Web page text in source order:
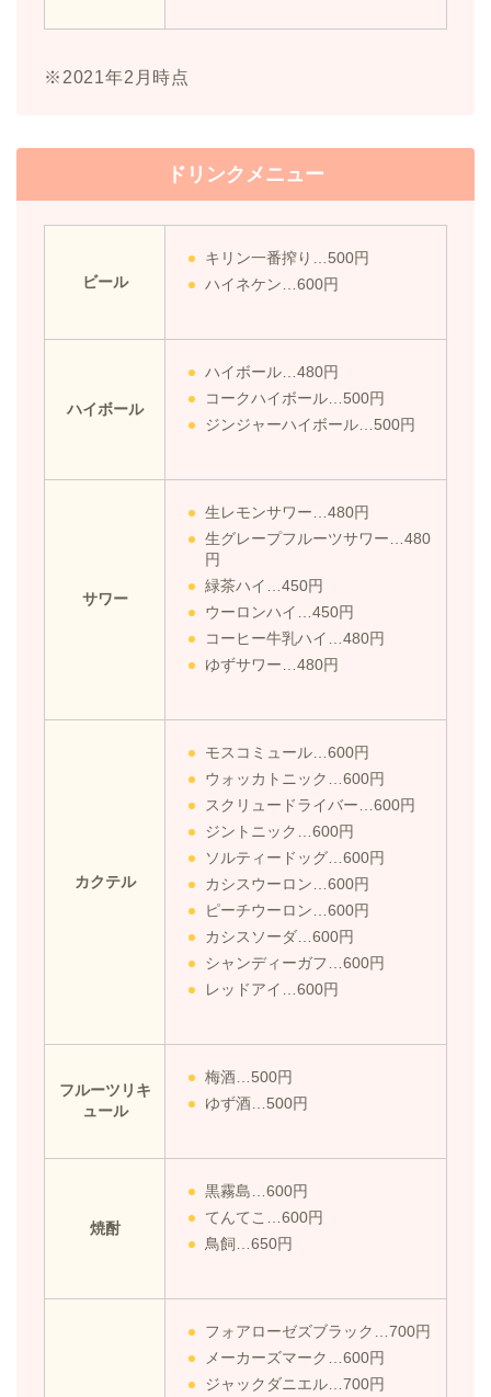
※2021年2月時点
ドリンクメニュー
ビール
キリン一番搾り…500円
ハイネケン…600円
ハイボール
ハイボール…480円
コークハイボール…500円
ジンジャーハイボール…500円
サワー
生レモンサワー…480円
生グレープフルーツサワー…480
円
緑茶ハイ…450円
ウーロンハイ…450円
コーヒー牛乳ハイ…480円
ゆずサワー…480円
カクテル
モスコミュール…600円
ウォッカトニック…600円
スクリュードライバー…600円
ジントニック…600円
ソルティードッグ…600円
カシスウーロン…600円
ピーチウーロン…600円
カシスソーダ…600円
シャンディーガフ…600円
レッドアイ…600円
フルーツリキ
ュール
梅酒…500円
ゆず酒…500円
焼酎
黒霧島…600円
てんてこ…600円
鳥飼…650円
フォアローゼズブラック…700円
メーカーズマーク…600円
ジャックダニエル…700円